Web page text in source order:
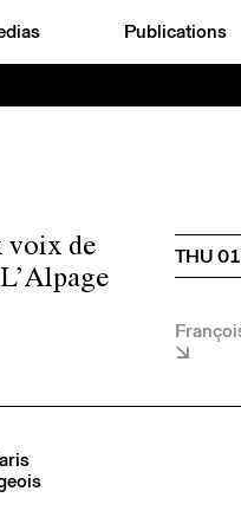
Publications
voix de
THU